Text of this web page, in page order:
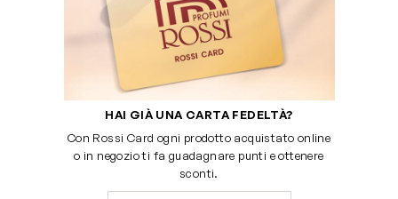
HAI GIÀ UNA CARTA FEDELTÀ?
Con Rossi Card ogni prodotto acquistato online
o in negozio ti fa guadagnare punti e ottenere
sconti.